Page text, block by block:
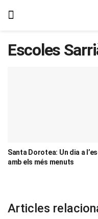
Escoles
Santa Dorotea: Un dia a
amb els més menuts
Articles